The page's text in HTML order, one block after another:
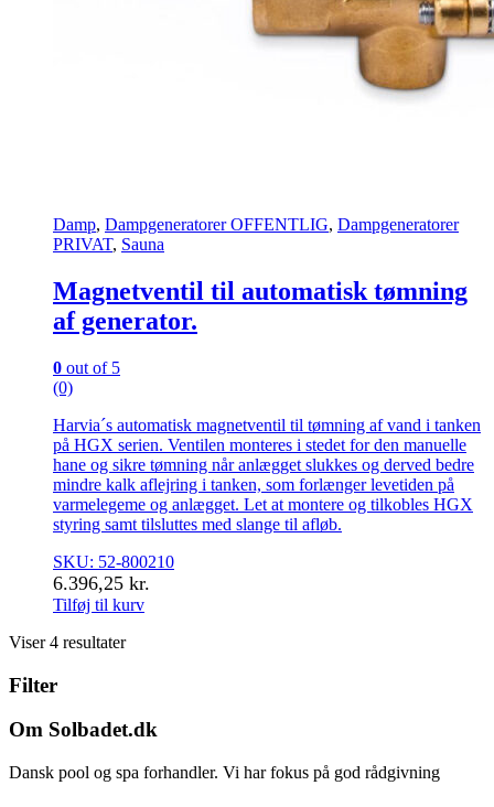
Damp, Dampgeneratorer OFFENTLIG, Dampgeneratorer
PRIVAT, Sauna
Magnetventil til automatisk tømning
af generator.
0 out of 5
(0)
Harvia´s automatisk magnetventil til tømning af vand i tanken
på HGX serien. Ventilen monteres i stedet for den manuelle
hane og sikre tømning når anlægget slukkes og derved bedre
mindre kalk aflejring i tanken, som forlænger levetiden på
varmelegeme og anlægget. Let at montere og tilkobles HGX
styring samt tilsluttes med slange til afløb.
SKU: 52-800210
6.396,25 kr.
Tilføj til kurv
Viser 4 resultater
Filter
Om Solbadet.dk
Dansk pool og spa forhandler. Vi har fokus på god rådgivning